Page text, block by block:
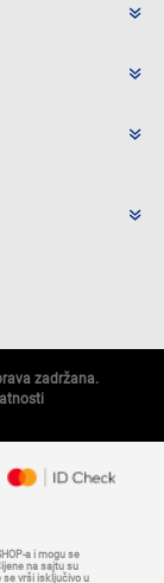
zadržana.
a i mogu se
na sajtu su
se vrši isključivo u